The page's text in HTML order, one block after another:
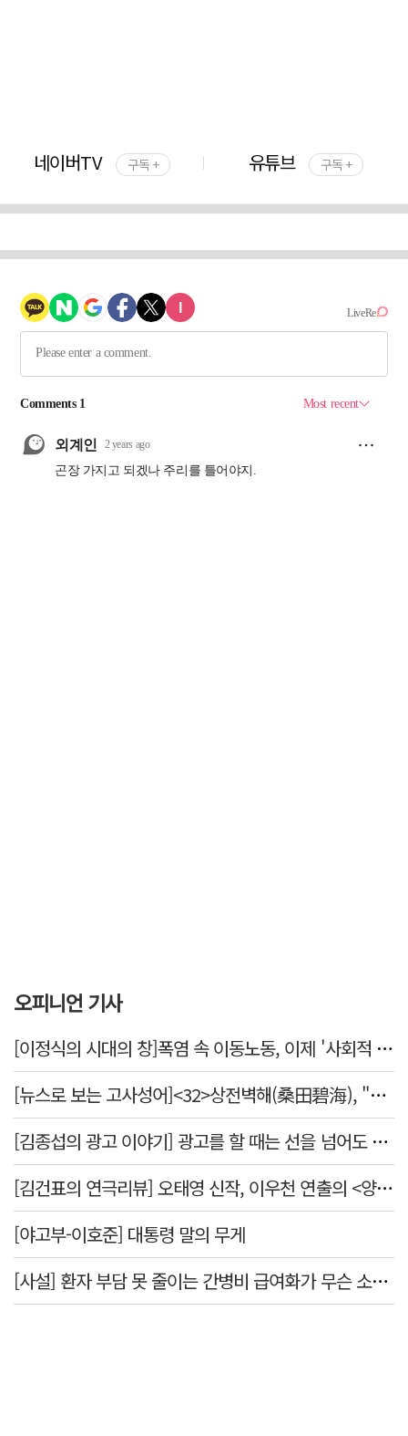
네이버TV 구독 + 유튜브 구독 +
오피니언 기사
[이정식의 시대의 창]폭염 속 이동노동, 이제 '사회적 위험 관리'로 전환할 때
[뉴스로 보는 고사성어]<32>상전벽해(桑田碧海), "뽕나무밭이 푸른 바다가 되었다."
[김종섭의 광고 이야기] 광고를 할 때는 선을 넘어도 좋습니다.
[김건표의 연극리뷰] 오태영 신작, 이우천 연출의 <양은 양순하다>"국민을 온순한 양으로 길들이는 전체주의적 정치의 알레고리"
[야고부-이호준] 대통령 말의 무게
[사설] 환자 부담 못 줄이는 간병비 급여화가 무슨 소용인가